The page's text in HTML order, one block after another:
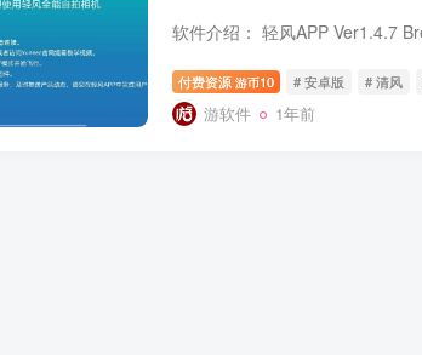
付费资源 游币10 # 安卓版 # 清风
游软件 1年前